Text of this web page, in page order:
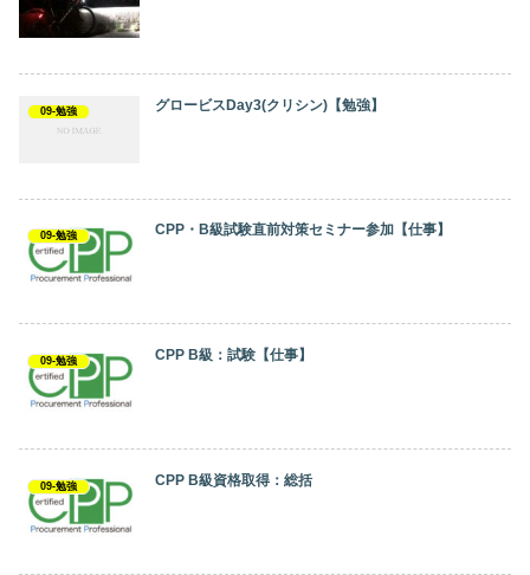
09-勉強 グロービスDay3(クリシン)【勉強】
09-勉強 CPP・B級試験直前対策セミナー参加【仕事】
09-勉強 CPP B級：試験【仕事】
09-勉強 CPP B級資格取得：総括